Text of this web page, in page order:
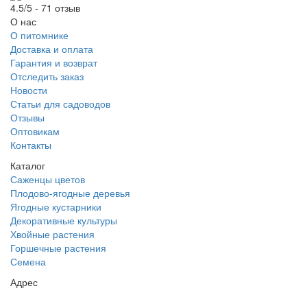
4.5/5 - 71 отзыв
О нас
О питомнике
Доставка и оплата
Гарантия и возврат
Отследить заказ
Новости
Статьи для садоводов
Отзывы
Оптовикам
Контакты
Каталог
Саженцы цветов
Плодово-ягодные деревья
Ягодные кустарники
Декоративные культуры
Хвойные растения
Горшечные растения
Семена
Адрес